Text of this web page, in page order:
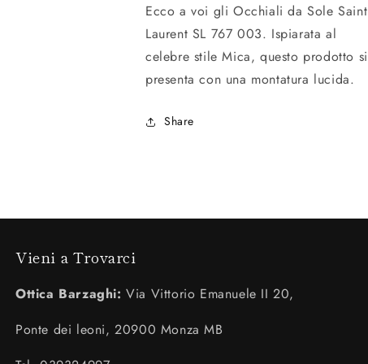
Ecco a voi gli Occhiali da Sole Saint
Laurent SL 767 003. Ispiarata al
celebre stile Mica, questo prodotto si
presenta con una montatura lucida.
Share
Vieni a Trovarci
Ottica Barzaghi: Via Vittorio Emanuele II 20,
Ponte dei leoni, 20900 Monza MB